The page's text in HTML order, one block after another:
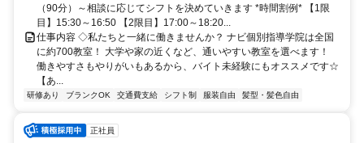
（90分）～相談に応じてシフトを決めていきます *時間割例* 【1限
目】15:30～16:50 【2限目】17:00～18:20...
仕事内容 ◇私たちと一緒に働きませんか？ ナビ個別指導学院は全国
に約700教室！ 大学や家の近くなど、通いやすい教室を選べます！
働きやすさもやりがいもあるから、バイト未経験にもオススメです☆
【あ...
研修あり ブランクOK 交通費支給 シフト制 服装自由 髪型・髪色自由
正社員